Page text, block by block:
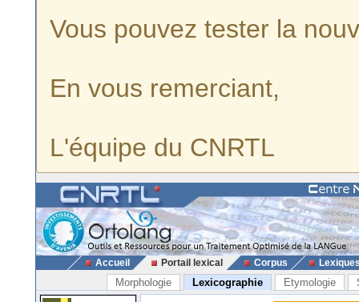
Vous pouvez tester la
En vous remerciant,
L'équipe du CNRTL
Accueil Portail lexical Corpus
Morphologie Lexicographie Etymologie